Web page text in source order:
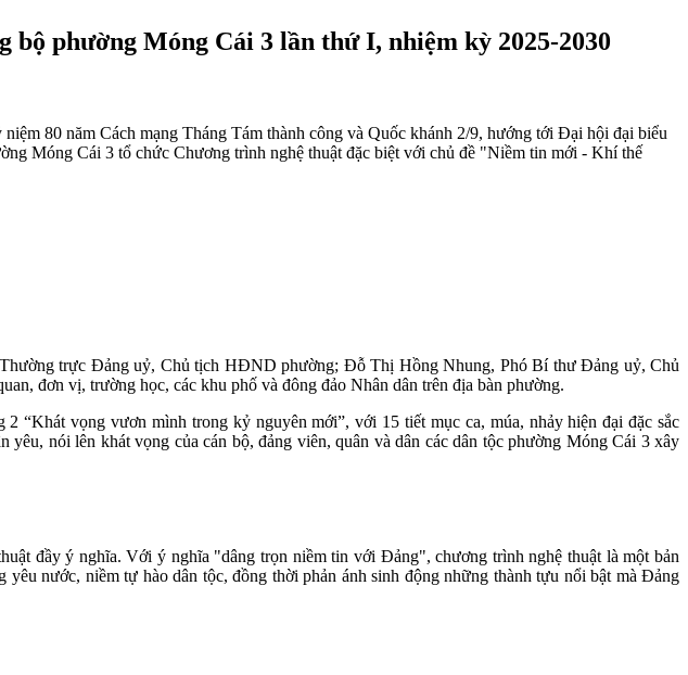
phường Móng Cái 3 lần thứ I, nhiệm kỳ 2025-2030
80 năm Cách mạng Tháng Tám thành công và Quốc khánh 2/9, hướng tới Đại hội đại biểu
Móng Cái 3 tổ chức Chương trình nghệ thuật đặc biệt với chủ đề "Niềm tin mới - Khí thế
trực Đảng uỷ, Chủ tịch HĐND phường; Đỗ Thị Hồng Nhung, Phó Bí thư Đảng uỷ, Chủ
đơn vị, trường học, các khu phố và đông đảo Nhân dân trên địa bàn phường.
“Khát vọng vươn mình trong kỷ nguyên mới”, với 15 tiết mục ca, múa, nhảy hiện đại đặc sắc
nói lên khát vọng của cán bộ, đảng viên, quân và dân các dân tộc phường Móng Cái 3 xây
đầy ý nghĩa. Với ý nghĩa "dâng trọn niềm tin với Đảng", chương trình nghệ thuật là một bản
nước, niềm tự hào dân tộc, đồng thời phản ánh sinh động những thành tựu nổi bật mà Đảng